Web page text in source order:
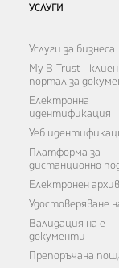
УСЛУГИ
Услуги за бизнеса
My B-Trust -
портал за
Електронна
идентификация
Уеб
Платформа за
дистанционно
Електронен архив
Удостоверяване
Валидация на е-
документи
Препоръчана